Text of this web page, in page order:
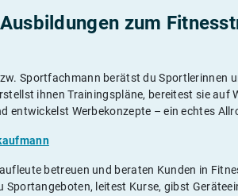
zum
Sportfachmann berätst du Sportlerinnen
ihnen Trainingspläne, bereitest sie auf
entwickelst Werbekonzepte – ein echtes
betreuen und beraten Kunden in
Sportangeboten, leitest Kurse, gibst